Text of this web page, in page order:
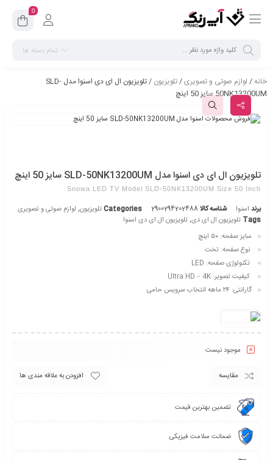
0
تمام دسته ها
خانه/ لوازم صوتی و تصویری/تلویزیون
/ تلویزیون ال ای دی اسنوا مدل SLD-
50NK13200UM سایز 50 اینچ
تلویزیون ال ای دی اسنوا مدل SLD-50NK13200UM سایز 50 اینچ
Snowa LED TV Model SLD-50NK13200UM Size 50 Inch
برند اسنوا شناسه کالا2900294202488
Categoriesتلویزیون, لوازم صوتی و تصویری
Tags تلویزیون ال ای دی,تلویزیون ال ای دی اسنوا
سایز صفحه:
نوع صفحه: تخت
تکنولوژی صفحه:
کیفیت تصویر:
گارانتی: ۲۴ ماهه انتخاب سرویس حامی
موجود نیست
مقایسه افزودن به علاقه مندی ها
تضمین بهترین قیمت
ضمانت سلامت فیزیکی